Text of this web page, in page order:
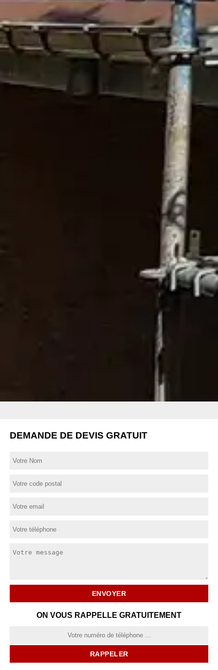
DEMANDE DE DEVIS GRATUIT
ON VOUS RAPPELLE GRATUITEMENT